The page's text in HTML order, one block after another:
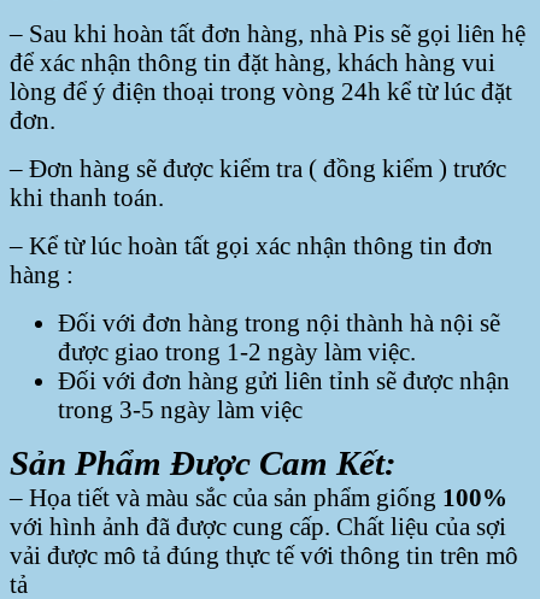
– Sau khi hoàn tất đơn hàng, nhà Pis sẽ gọi liên hệ
để xác nhận thông tin đặt hàng, khách hàng vui
lòng để ý điện thoại trong vòng 24h kể từ lúc đặt
đơn.
– Đơn hàng sẽ được kiểm tra ( đồng kiểm ) trước
khi thanh toán.
– Kể từ lúc hoàn tất gọi xác nhận thông tin đơn
hàng :
Đối với đơn hàng trong nội thành hà nội sẽ
được giao trong 1-2 ngày làm việc.
Đối với đơn hàng gửi liên tỉnh sẽ được nhận
trong 3-5 ngày làm việc
Sản Phẩm Được Cam Kết:
– Họa tiết và màu sắc của sản phẩm giống 100%
với hình ảnh đã được cung cấp. Chất liệu của sợi
vải được mô tả đúng thực tế với thông tin trên mô
tả